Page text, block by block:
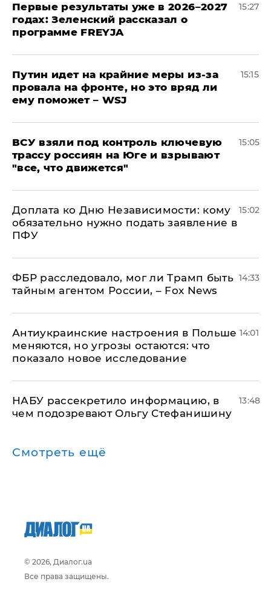
Первые результаты уже в 2026–2027
годах: Зеленский рассказал о
программе FREYJA
15:27
Путин идет на крайние меры из-за
провала на фронте, но это вряд ли
ему поможет – WSJ
15:15
ВСУ взяли под контроль ключевую
трассу россиян на Юге и взрывают
"все, что движется"
15:05
Доплата ко Дню Независимости: кому
обязательно нужно подать заявление в
ПФУ
15:02
ФБР расследовало, мог ли Трамп быть
тайным агентом России, – Fox News
14:33
Антиукраинские настроения в Польше
меняются, но угрозы остаются: что
показало новое исследование
14:01
НАБУ рассекретило информацию, в
чем подозревают Ольгу Стефанишину
13:48
Смотреть ещё
© 2026, Диалог.ua
Все права защищены.